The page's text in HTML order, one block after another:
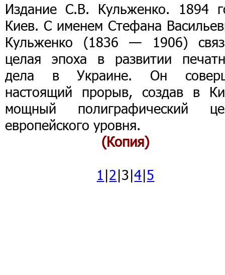
Издание С.В. Кульженко. 1894
Киев. С именем Стефана
Кульженко (1836 — 1906)
целая эпоха в развитии
дела в Украине. Он
настоящий прорыв, создав в
мощный полиграфический
европейского уровня.
(Копия)
1|2|3|4|5